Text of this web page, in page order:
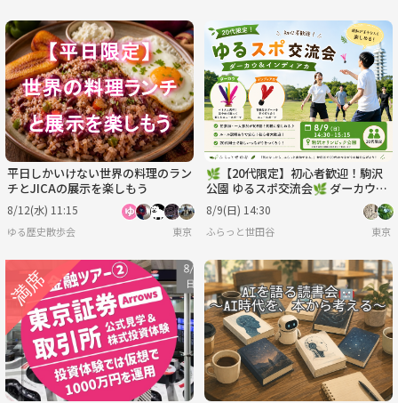
平日しかいけない世界の料理のラン
チとJICAの展示を楽しもう
8/12(水) 11:15
ゆる歴史散歩会 東京
🌿【20代限定】初心者歓迎！駒沢
公園 ゆるスポ交流会🌿 ダーカウ＆
インディアカ
8/9(日) 14:30
ふらっと世田谷 東京